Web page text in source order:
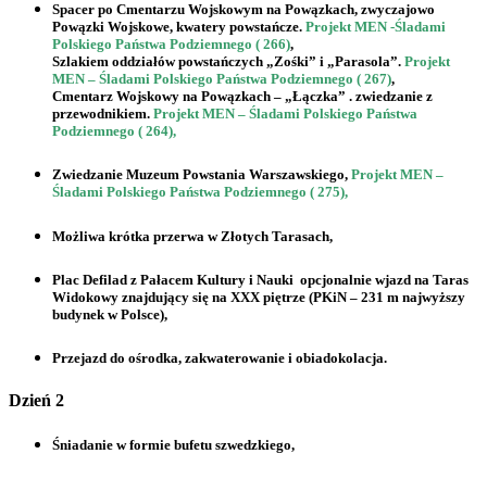
Spacer po Cmentarzu Wojskowym na Powązkach, zwyczajowo
Powązki Wojskowe, kwatery powstańcze. Projekt MEN -Śladami
Polskiego Państwa Podziemnego ( 266),
Szlakiem oddziałów powstańczych „Zośki” i „Parasola”. Projekt
MEN – Śladami Polskiego Państwa Podziemnego ( 267),
Cmentarz Wojskowy na Powązkach – „Łączka” . zwiedzanie z
przewodnikiem. Projekt MEN – Śladami Polskiego Państwa
Podziemnego ( 264),
Zwiedzanie Muzeum Powstania Warszawskiego, Projekt MEN –
Śladami Polskiego Państwa Podziemnego ( 275),
Możliwa krótka przerwa w Złotych Tarasach,
Plac Defilad z Pałacem Kultury i Nauki opcjonalnie wjazd na Taras
Widokowy znajdujący się na XXX piętrze (PKiN – 231 m najwyższy
budynek w Polsce),
Przejazd do ośrodka, zakwaterowanie i obiadokolacja.
Dzień 2
Śniadanie w formie bufetu szwedzkiego,